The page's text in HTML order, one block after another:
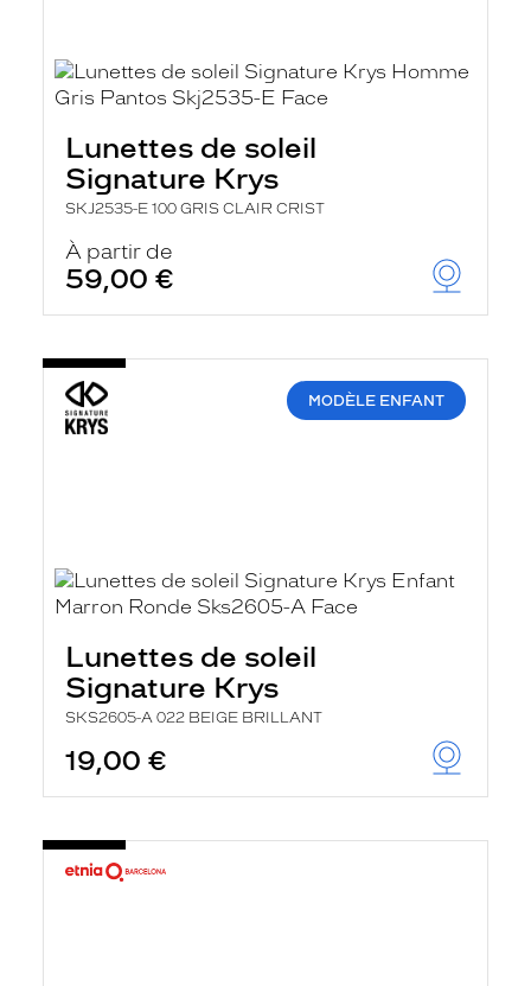
Lunettes de soleil
Signature Krys
SKJ2535-E 100 GRIS CLAIR CRIST
À partir de
59,00 €
MODÈLE ENFANT
Lunettes de soleil
Signature Krys
SKS2605-A 022 BEIGE BRILLANT
19,00 €